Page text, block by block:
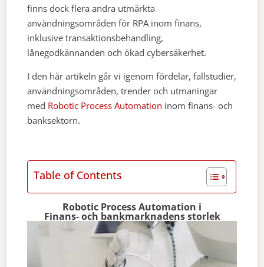
finns dock flera andra utmärkta
användningsområden för RPA inom finans,
inklusive transaktionsbehandling,
lånegodkännanden och ökad cybersäkerhet.
I den här artikeln går vi igenom fördelar, fallstudier,
användningsområden, trender och utmaningar
med Robotic Process Automation inom finans- och
banksektorn.
Table of Contents
Robotic Process Automation i
Finans- och bankmarknadens storlek